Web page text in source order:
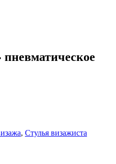
, Стулья визажиста